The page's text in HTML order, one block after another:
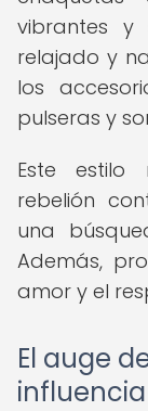
vibrantes
relajado y
los
pulseras y
Este estilo
rebelión
una
Además,
amor y el
El auge